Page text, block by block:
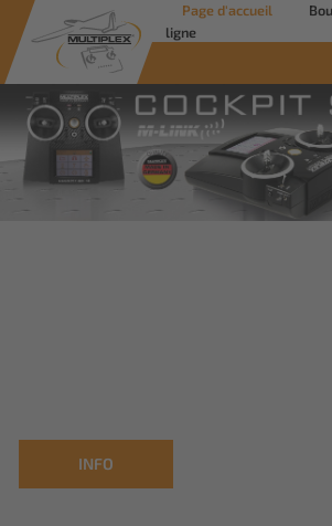
Page d'accueil
ligne
Savoir plus